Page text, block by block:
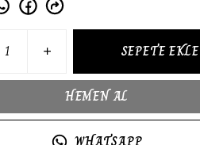
SEPETE EKLE
HEMEN AL